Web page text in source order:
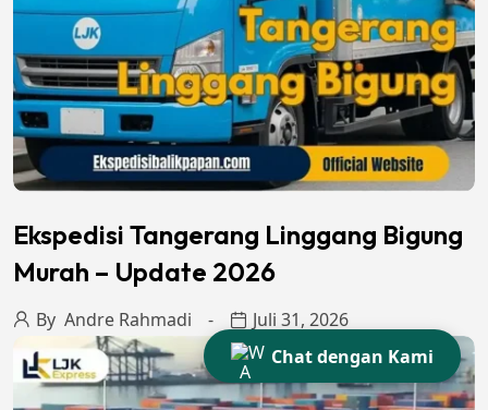
Ekspedisi Tangerang Linggang Bigung
Murah – Update 2026
By Andre Rahmadi
Juli 31, 2026
Chat dengan Kami